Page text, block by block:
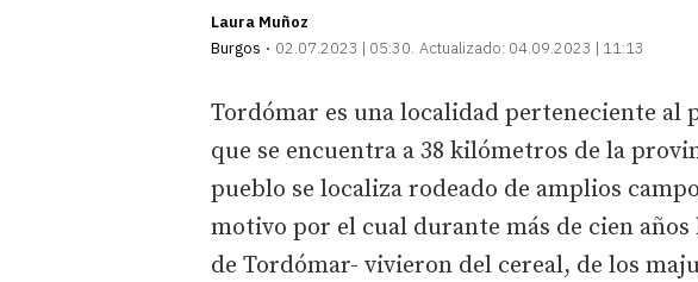
Laura Muñoz
Burgos
02.07.2023 | 05:30 Actualizado: 04.09.2023 | 11:13
Tordómar es una localidad perteneciente
que se encuentra a 38 kilómetros de la
pueblo se localiza rodeado de amplios
motivo por el cual durante más de cien
de Tordómar- vivieron del cereal, de los